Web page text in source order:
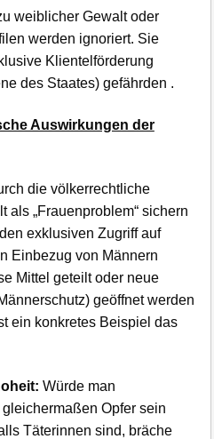
weiblicher Gewalt oder
werden ignoriert. Sie
Klientelförderung
des Staates) gefährden .
Auswirkungen der
die völkerrechtliche
als „Frauenproblem“ sichern
exklusiven Zugriff auf
Einbezug von Männern
Mittel geteilt oder neue
geöffnet werden
ein konkretes Beispiel das
Würde man
Opfer sein
Täterinnen sind, bräche